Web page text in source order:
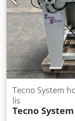
Tecno System
lis
Tecno System